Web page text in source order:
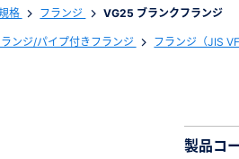
格 フランジ VG25 ブランクフランジ
ンジ/パイプ付きフランジ フランジ（JIS
製品コ
告書のダウンロードをします。
機能がご利用いただけます。